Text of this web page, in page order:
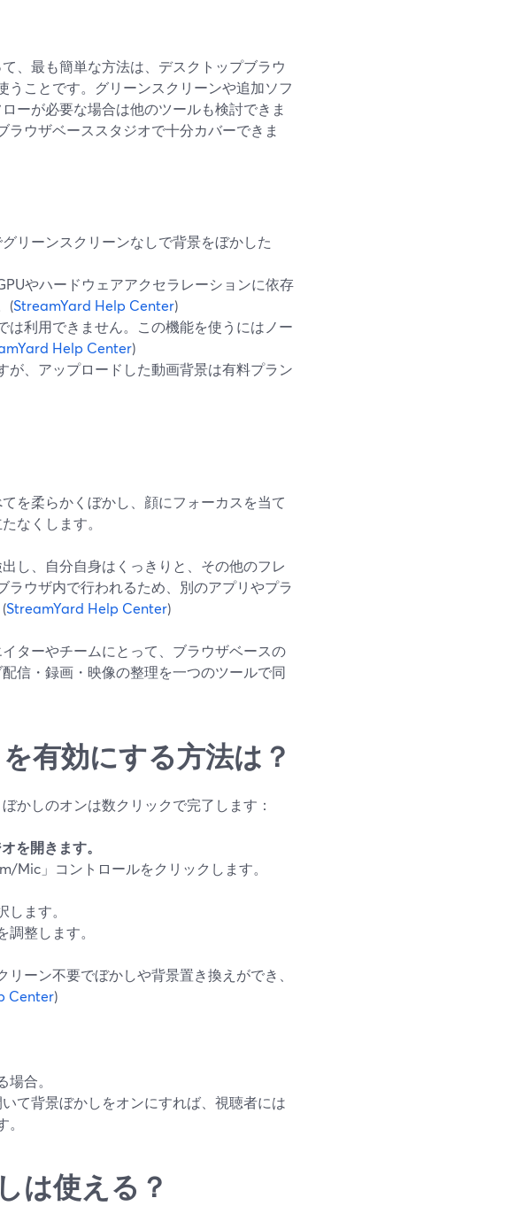
、最も簡単な方法は、デスクトップブラウ
ことです。グリーンスクリーンや追加ソフ
ーが必要な場合は他のツールも検討できま
ウザベーススタジオで十分カバーできま
リーンスクリーンなしで背景をぼかした
やハードウェアアクセラレーションに依存
(StreamYard Help Center)
利用できません。この機能を使うにはノー
Help Center)
が、アップロードした動画背景は有料プラン
を柔らかくぼかし、顔にフォーカスを当て
なくします。
し、自分自身はくっきりと、その他のフレ
ウザ内で行われるため、別のアプリやプラ
StreamYard Help Center)
ターやチームにとって、ブラウザベースの
信・録画・映像の整理を一つのツールで同
有効にする方法は？
かしのオンは数クリックで完了します：
を開きます。
Mic」コントロールをクリックします。
ます。
整します。
ーン不要でぼかしや背景置き換えができ、
Center)
合。
て背景ぼかしをオンにすれば、視聴者には
は使える？